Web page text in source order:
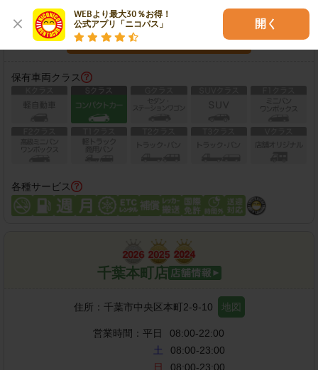
WEBより最大30％お得！
公式アプリ「ニコパス」
開く
営業時間：10:00-20:00
この店舗で予約する
保有車両クラス
各種サービス
千葉本町店
住所： 千葉市中央区本町2-9-10 地図
営業時間： 平日
08:00-22:00
土
08:00-23:00
日
08:00-23:00